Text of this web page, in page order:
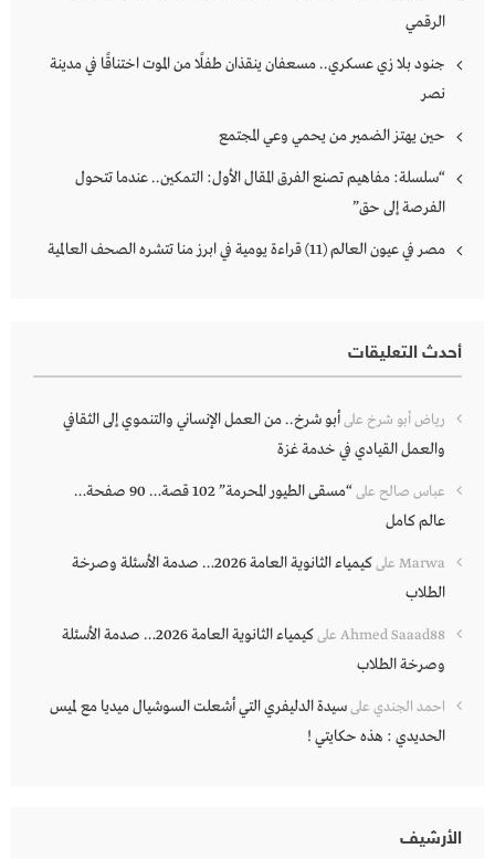
الرقمي
جنود بلا زي عسكري.. مسعفان ينقذان طفلًا من الموت اختناقًا في مدينة
نصر
حين يهتز الضمير من يحمي وعي المجتمع
“سلسلة: مفاهيم تصنع الفرق المقال الأول: التمكين.. عندما تتحول
الفرصة إلى حق”
مصر في عيون العالم (11) قراءة يومية في ابرز منا تتشره الصحف العالمية
أحدث التعليقات
رياض أبو شرخ علىأبو شرخ.. من العمل الإنساني والتنموي إلى الثقافي
والعمل القيادي في خدمة غزة
عباس صالح على
“مسقى الطيور المحرمة” 102 قصة… 90 صفحة…
عالم كامل
Marwa على
كيمياء الثانوية العامة 2026… صدمة الأسئلة وصرخة
الطلاب
Ahmed Saaad88 على
كيمياء الثانوية العامة 2026… صدمة الأسئلة
وصرخة الطلاب
احمد الجندي علىسيدة الدليفري التي أشعلت السوشيال ميديا مع لميس
الحديدي : هذه حكايتي !
الأرشيف